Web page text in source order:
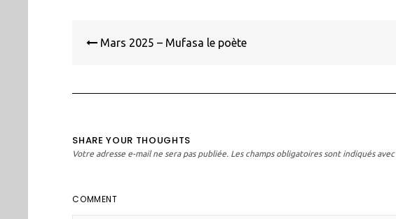
de
Mars 2025 – Mufasa le poète
SHARE YOUR THOUGHTS
Votre adresse e-mail ne sera pas publiée. Les champs obligatoires sont indiqués avec
COMMENT